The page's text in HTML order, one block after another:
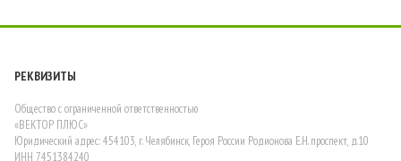
РЕКВИЗИТЫ
Общество с ограниченной ответственностью
«ВЕКТОР ПЛЮС»
Юридический адрес: 454103, г. Челябинск, Героя России Родионова Е.Н. проспект, д.10
ИНН 7451384240